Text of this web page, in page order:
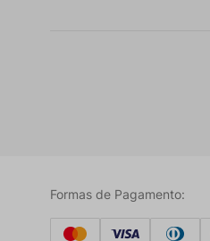
Formas de Pagamento: